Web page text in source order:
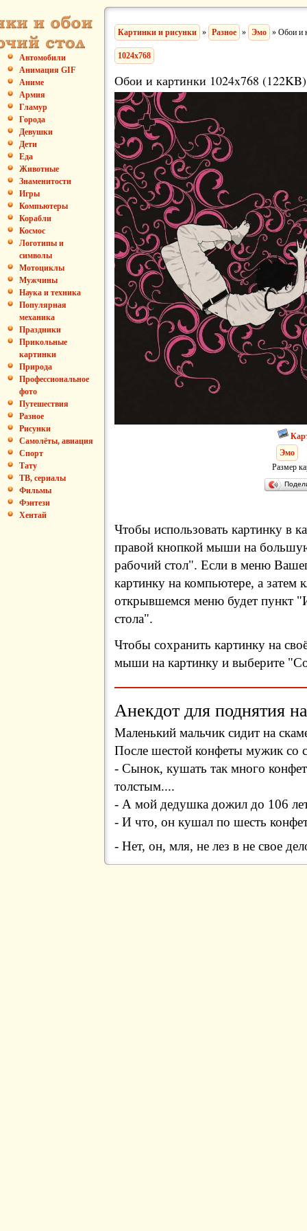
Автомобили
Анимация GIF
Аниме
Армия
Гламур
Города
Девушки
Дети
Еда
Животные
Знаменитости
Игры
Компьютеры
Корабли
Космос
Логотипы и
символы
Мотоциклы
Мужчины
Наука и техника
Популярная
механика
Праздники
Прикольные
картинки
Природа
Профессиональное
фото
Путешествия
Разное
Рисунки
Самолёты, авиация
Спорт
Тату
ТВ, сериалы
Фильмы
Фэнтези
Хентай
Картинки и рисунки » Разное » Эмо » Обои и
1024x768
Обои и картинки 1024x768 (122KB)
Эмо
Размер
Чтобы использовать картинку в
правой кнопкой мыши на
рабочий стол". Если в меню
картинку на компьютере, а затем
открывшемся меню будет пункт
стола".
Чтобы сохранить картинку на
мыши на картинку и выберите
Анекдот для поднятия
Маленький мальчик сидит на
После шестой конфеты мужик со
- Сынок, кушать так много
толстым....
- А мой дедушка дожил до 106
- И что, он кушал по шесть
- Нет, он, мля, не лез в не свое